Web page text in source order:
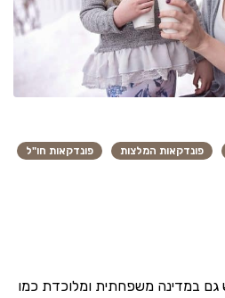
פונדקאות המלצות
פונדקאות חו"ל
גם במדינה משפחתית ומלוכדת כמו